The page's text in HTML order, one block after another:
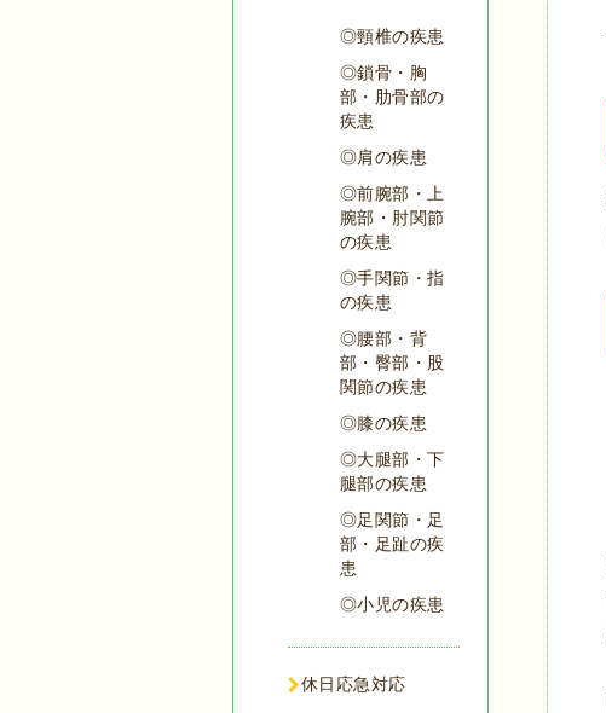
◎頸椎の疾患
◎鎖骨・胸
部・肋骨部の
疾患
◎肩の疾患
◎前腕部・上
腕部・肘関節
の疾患
◎手関節・指
の疾患
◎腰部・背
部・臀部・股
関節の疾患
◎膝の疾患
◎大腿部・下
腿部の疾患
◎足関節・足
部・足趾の疾
患
◎小児の疾患
休日応急対応